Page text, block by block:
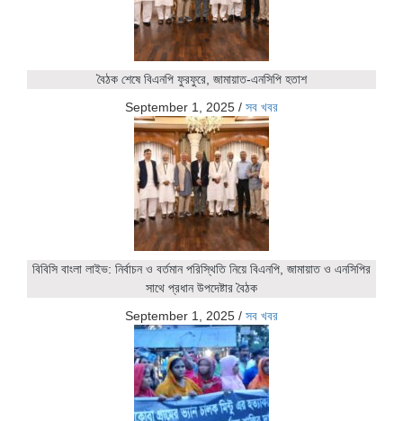
বৈঠক শেষে বিএনপি ফুরফুরে, জামায়াত-এনসিপি হতাশ
September 1, 2025 / সব খবর
বিবিসি বাংলা লাইভ: নির্বাচন ও বর্তমান পরিস্থিতি নিয়ে বিএনপি, জামায়াত ও এনসিপির
সাথে প্রধান উপদেষ্টার বৈঠক
September 1, 2025 / সব খবর